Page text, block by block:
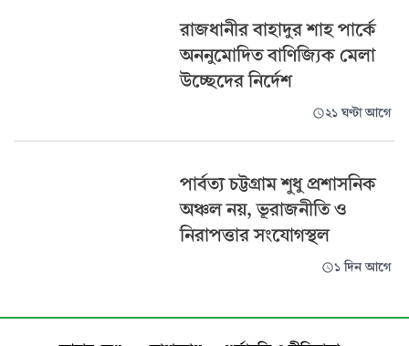
রাজধানীর বাহাদুর শাহ পার্কে
অননুমোদিত বাণিজ্যিক মেলা
উচ্ছেদের নির্দেশ
২১ ঘণ্টা আগে
পার্বত্য চট্টগ্রাম শুধু প্রশাসনিক
অঞ্চল নয়, ভূরাজনীতি ও
নিরাপত্তার সংযোগস্থল
১ দিন আগে